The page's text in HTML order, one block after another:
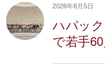
2026年8月5日
ハパッ
で若手